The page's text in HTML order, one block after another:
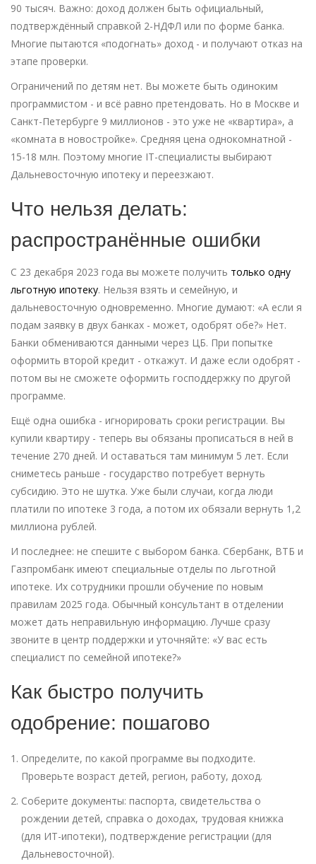
90 тысяч. Важно: доход должен быть официальный,
подтверждённый справкой 2-НДФЛ или по форме банка.
Многие пытаются «подогнать» доход - и получают отказ на
этапе проверки.
Ограничений по детям нет. Вы можете быть одиноким
программистом - и всё равно претендовать. Но в Москве и
Санкт-Петербурге 9 миллионов - это уже не «квартира», а
«комната в новостройке». Средняя цена однокомнатной -
15-18 млн. Поэтому многие IT-специалисты выбирают
Дальневосточную ипотеку и переезжают.
Что нельзя делать:
распространённые ошибки
С 23 декабря 2023 года вы можете получить только одну
льготную ипотеку. Нельзя взять и семейную, и
дальневосточную одновременно. Многие думают: «А если я
подам заявку в двух банках - может, одобрят обе?» Нет.
Банки обмениваются данными через ЦБ. При попытке
оформить второй кредит - откажут. И даже если одобрят -
потом вы не сможете оформить господдержку по другой
программе.
Ещё одна ошибка - игнорировать сроки регистрации. Вы
купили квартиру - теперь вы обязаны прописаться в ней в
течение 270 дней. И оставаться там минимум 5 лет. Если
сниметесь раньше - государство потребует вернуть
субсидию. Это не шутка. Уже были случаи, когда люди
платили по ипотеке 3 года, а потом их обязали вернуть 1,2
миллиона рублей.
И последнее: не спешите с выбором банка. Сбербанк, ВТБ и
Газпромбанк имеют специальные отделы по льготной
ипотеке. Их сотрудники прошли обучение по новым
правилам 2025 года. Обычный консультант в отделении
может дать неправильную информацию. Лучше сразу
звоните в центр поддержки и уточняйте: «У вас есть
специалист по семейной ипотеке?»
Как быстро получить
одобрение: пошагово
Определите, по какой программе вы подходите.
Проверьте возраст детей, регион, работу, доход.
Соберите документы: паспорта, свидетельства о
рождении детей, справка о доходах, трудовая книжка
(для ИТ-ипотеки), подтверждение регистрации (для
Дальневосточной).